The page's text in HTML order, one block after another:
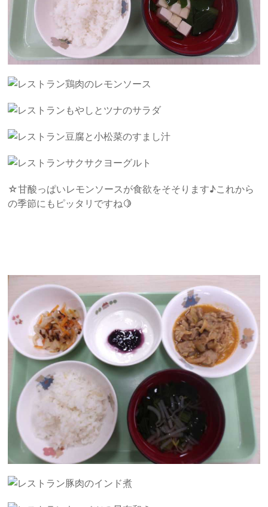
鶏肉のレモンソース
もやしとツナのサラダ
豆腐と小松菜のすまし汁
サクサクヨーグルト
☆甘酸っぱいレモンソースが食欲をそそります♪これから
の季節にもピッタリですね🍋
豚肉のインド煮